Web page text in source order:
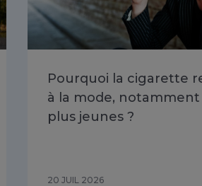
Pourquoi la cigarette
à la mode,
plus jeunes ?
20 JUIL 2026